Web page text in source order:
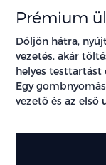
Prémium
Dőljön hátra,
vezetés, akár
helyes testtartást
Egy
vezető és az első